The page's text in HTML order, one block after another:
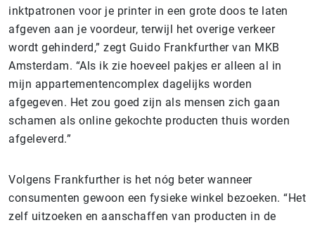
inktpatronen voor je printer in een grote doos te laten
afgeven aan je voordeur, terwijl het overige verkeer
wordt gehinderd,” zegt Guido Frankfurther van MKB
Amsterdam. “Als ik zie hoeveel pakjes er alleen al in
mijn appartementencomplex dagelijks worden
afgegeven. Het zou goed zijn als mensen zich gaan
schamen als online gekochte producten thuis worden
afgeleverd.”
Volgens Frankfurther is het nóg beter wanneer
consumenten gewoon een fysieke winkel bezoeken. “Het
zelf uitzoeken en aanschaffen van producten in de